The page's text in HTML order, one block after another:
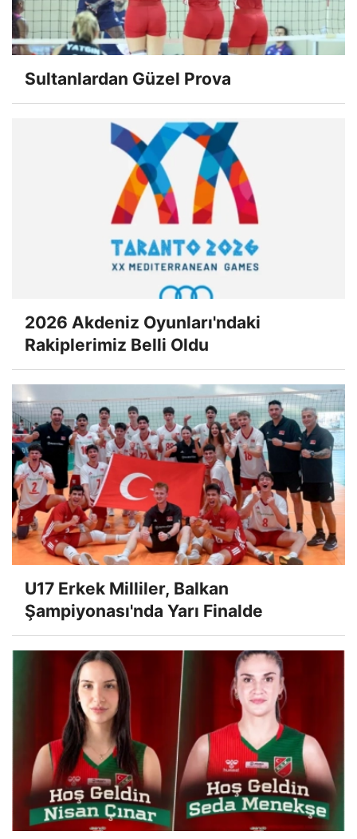
Sultanlardan Güzel Prova
2026 Akdeniz Oyunları'ndaki
Rakiplerimiz Belli Oldu
U17 Erkek Milliler, Balkan
Şampiyonası'nda Yarı Finalde